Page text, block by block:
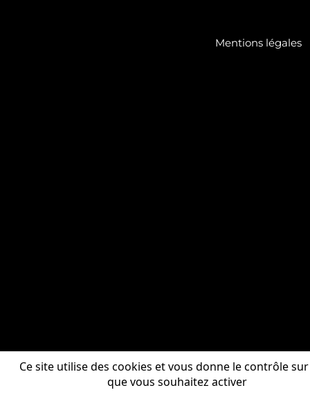
Mentions légales
Ce site utilise des cookies et vous donne le contrôle
que vous souhaitez activer